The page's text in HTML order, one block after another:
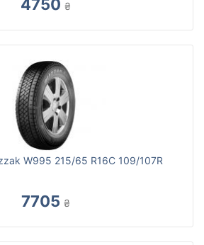
4750 ₴
W995 215/65 R16C 109/107R
7705 ₴